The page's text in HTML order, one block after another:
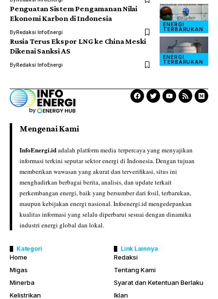
ENERGI
TERBARUKAN
Penguatan Sistem Pengamanan Nilai
Ekonomi Karbon di Indonesia
ByRedaksi InfoEnergi
ENERGI
TERBARUKAN
Rusia Terus Ekspor LNG ke China Meski
Dikenai Sanksi AS
ByRedaksi InfoEnergi
Mengenai Kami
InfoEnergi.idadalah platform media terpercaya yang menyajikan
informasi terkini seputar sektor energi di Indonesia. Dengan tujuan
memberikan wawasan yang akurat dan terverifikasi, situs ini
menghadirkan berbagai berita, analisis, dan update terkait
perkembangan energi, baik yang bersumber dari fosil, terbarukan,
maupun kebijakan energi nasional. Infoenergi.id mengedepankan
kualitas informasi yang selalu diperbarui sesuai dengan dinamika
industri energi global dan lokal.
Kategori
Home
Migas
Minerba
Kelistrikan
Link Lainnya
Redaksi
Tentang Kami
Syarat dan Ketentuan Berlaku
Iklan